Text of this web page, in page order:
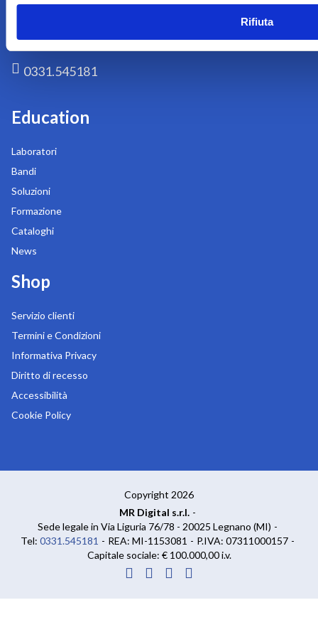
Rifiuta
edu@mrdigital.it
0331.545181
Education
Laboratori
Bandi
Soluzioni
Formazione
Cataloghi
News
Shop
Servizio clienti
Termini e Condizioni
Informativa Privacy
Diritto di recesso
Accessibilità
Cookie Policy
Copyright 2026
MR Digital s.r.l. -
Sede legale in Via Liguria 76/78 - 20025 Legnano (MI) -
Tel: 0331.545181 - REA: MI-1153081 - P.IVA: 07311000157 -
Capitale sociale: € 100.000,00 i.v.